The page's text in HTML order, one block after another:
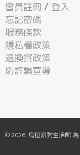
會員註冊 / 登入
忘記密碼
服務條款
隱私權政策
退換貨政策
防詐騙宣導
© 2026. 烏拉派對生活館 為